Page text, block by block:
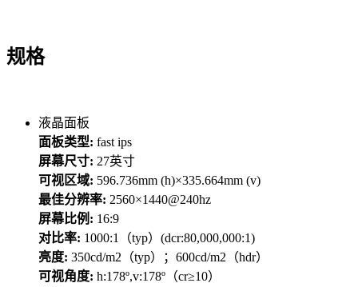
规格
液晶面板
面板类型: fast ips
屏幕尺寸: 27英寸
可视区域: 596.736mm (h)×335.664mm (v)
最佳分辨率: 2560×1440@240hz
屏幕比例: 16:9
对比率: 1000:1（typ）(dcr:80,000,000:1)
亮度: 350cd/m2（typ）；600cd/m2（hdr）
可视角度: h:178º,v:178º（cr≥10）